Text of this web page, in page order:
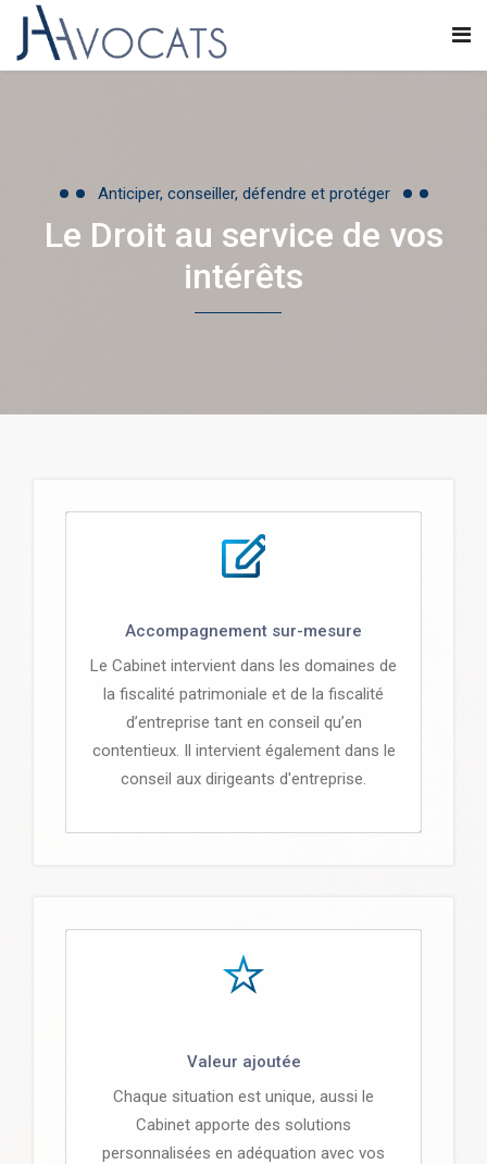
Anticiper, conseiller, défendre et protéger
Le Droit au service de vos
intérêts
Accompagnement sur-mesure
Le Cabinet intervient dans les domaines de
la fiscalité patrimoniale et de la fiscalité
d’entreprise tant en conseil qu’en
contentieux. Il intervient également dans le
conseil aux dirigeants d'entreprise.
Valeur ajoutée
Chaque situation est unique, aussi le
Cabinet apporte des solutions
personnalisées en adéquation avec vos